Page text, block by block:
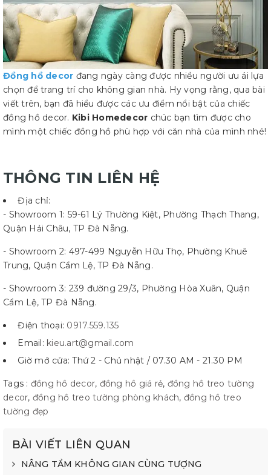
Đồng hồ decor đang ngày càng được nhiều người ưu ái lựa
chọn để trang trí cho không gian nhà. Hy vọng rằng, qua bài
viết trên, bạn đã hiểu được các ưu điểm nổi bật của chiếc
đồng hồ decor. Kibi Homedecor chúc bạn tìm được cho
mình một chiếc đồng hồ phù hợp với căn nhà của mình nhé!
THÔNG TIN LIÊN HỆ
Địa chỉ:
- Showroom 1: 59-61 Lý Thường Kiệt, Phường Thạch Thang,
Quận Hải Châu, TP Đà Nẵng.
- Showroom 2: 497-499 Nguyễn Hữu Thọ, Phường Khuê
Trung, Quận Cẩm Lệ, TP Đà Nẵng.
- Showroom 3: 239 đường 29/3, Phường Hòa Xuân, Quận
Cẩm Lệ, TP Đà Nẵng.
Điện thoại: 0917.559.135
Email: kieu.art@gmail.com
Giờ mở cửa: Thứ 2 - Chủ nhật / 07.30 AM - 21.30 PM
Tags : đồng hồ decor, đồng hồ giá rẻ, đồng hồ treo tường
decor, đồng hồ treo tường phòng khách, đồng hồ treo
tường đẹp
BÀI VIẾT LIÊN QUAN
NÂNG TẦM KHÔNG GIAN CÙNG TƯỢNG